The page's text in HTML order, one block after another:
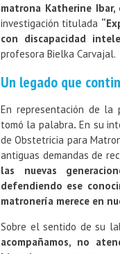
matrona Katherine
investigación titulada
con discapacidad
profesora Bielka Carvajal.
Un legado que
En representación de la
tomó la palabra. En su
de Obstetricia para
antiguas demandas de
las nuevas
defendiendo ese
matronería merece en
Sobre el sentido de su
acompañamos, no